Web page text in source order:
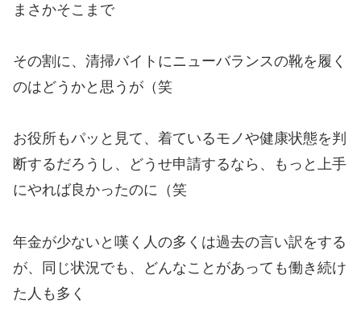
まさかそこまで
その割に、清掃バイトにニューバランスの靴を履く
のはどうかと思うが（笑
お役所もパッと見て、着ているモノや健康状態を判
断するだろうし、どうせ申請するなら、もっと上手
にやれば良かったのに（笑
年金が少ないと嘆く人の多くは過去の言い訳をする
が、同じ状況でも、どんなことがあっても働き続け
た人も多く